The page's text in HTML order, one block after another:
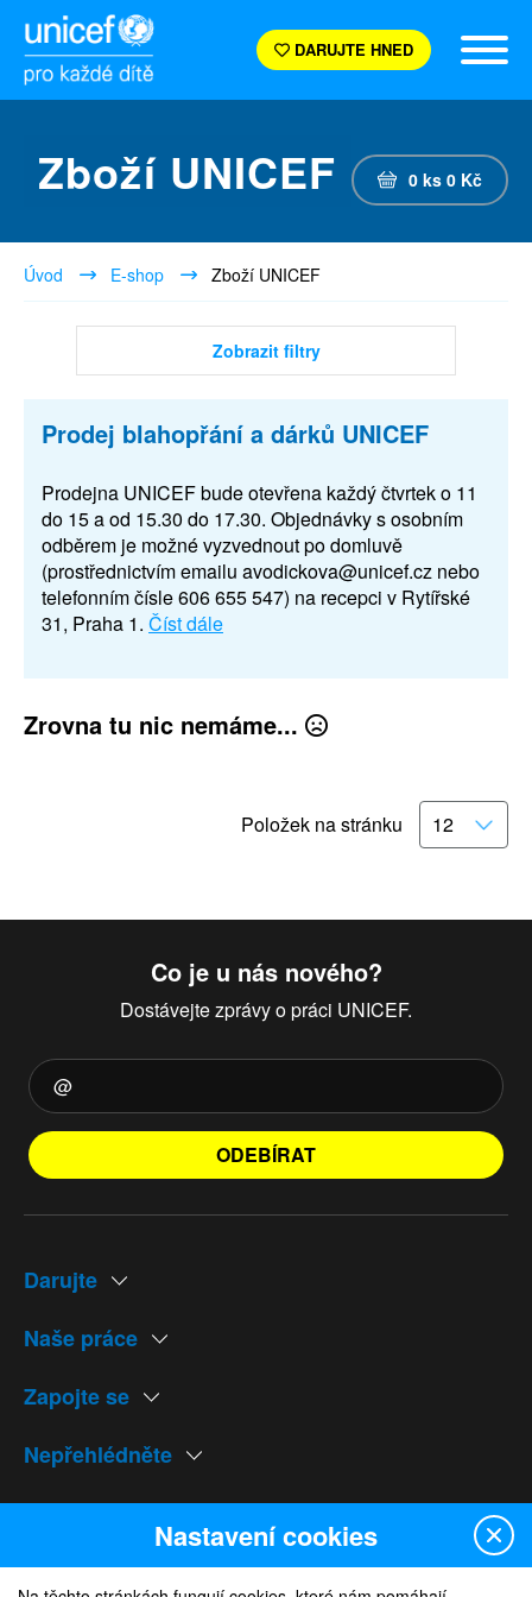
DARUJTE HNED
Zboží UNICEF 0 ks 0 Kč
Úvod E-shop Zboží UNICEF
Zobrazit filtry
Prodej blahopřání a dárků UNICEF
Prodejna UNICEF bude otevřena každý čtvrtek o 11
do 15 a od 15.30 do 17.30. Objednávky s osobním
odběrem je možné vyzvednout po domluvě
(prostřednictvím emailu avodickova@unicef.cz nebo
telefonním čísle 606 655 547) na recepci v Rytířské
31, Praha 1. Číst dále
Zrovna tu nic nemáme...
Položek na stránku
Co je u nás nového?
Dostávejte zprávy o práci UNICEF.
ODEBÍRAT
Darujte
Naše práce
Zapojte se
Nepřehlédněte
Naše weby
Nastavení cookies